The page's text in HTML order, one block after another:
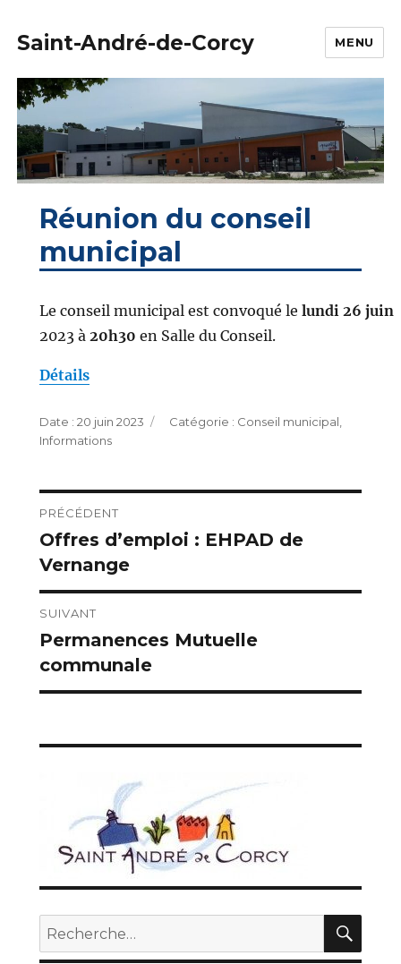
Saint-André-de-Corcy MENU
Réunion du conseil
municipal
Le conseil municipal est convoqué le lundi 26 juin
2023 à 20h30 en Salle du Conseil.
Détails
Publié
le
20 juin 2023 Catégories
Conseil municipal
Informations
Navigation
de
l’article
PRÉCÉDENT
Publication
précédente :
Offres d’emploi : EHPAD de
Vernange
SUIVANT
Publication
suivante :
Permanences Mutuelle
communale
Recherche
pour :